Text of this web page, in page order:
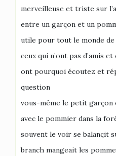
merveilleuse et triste sur
entre un garçon et un
utile pour tout le monde de
ceux qui n’ont pas d’amis
ont pourquoi écoutez et
question
vous-même le petit garçon
avec le pommier dans la
souvent le voir se balançit
branch mangeait les